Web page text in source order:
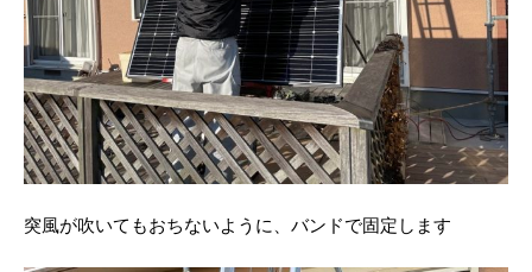
突風が吹いてもおちないように、バンドで固定します